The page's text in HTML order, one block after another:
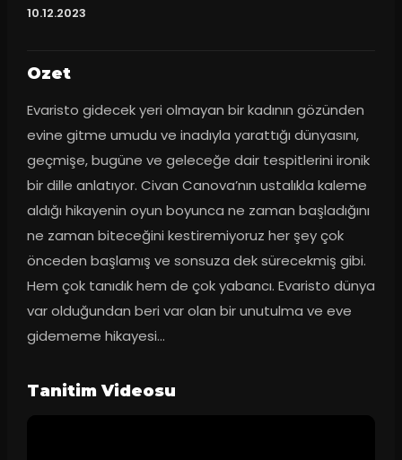
10.12.2023
Ozet
Evaristo gidecek yeri olmayan bir kadının gözünden
evine gitme umudu ve inadıyla yarattığı dünyasını,
geçmişe, bugüne ve geleceğe dair tespitlerini ironik
bir dille anlatıyor. Civan Canova’nın ustalıkla kaleme
aldığı hikayenin oyun boyunca ne zaman başladığını
ne zaman biteceğini kestiremiyoruz her şey çok
önceden başlamış ve sonsuza dek sürecekmiş gibi.
Hem çok tanıdık hem de çok yabancı. Evaristo dünya
var olduğundan beri var olan bir unutulma ve eve
gidememe hikayesi…
Tanitim Videosu